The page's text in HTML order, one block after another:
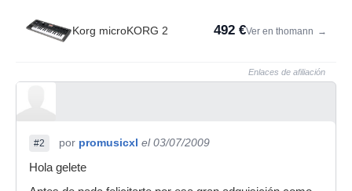
Korg microKORG 2 492 €Ver en thomann →
Enlaces de afiliación
#2 por promusicxl el 03/07/2009
Hola gelete